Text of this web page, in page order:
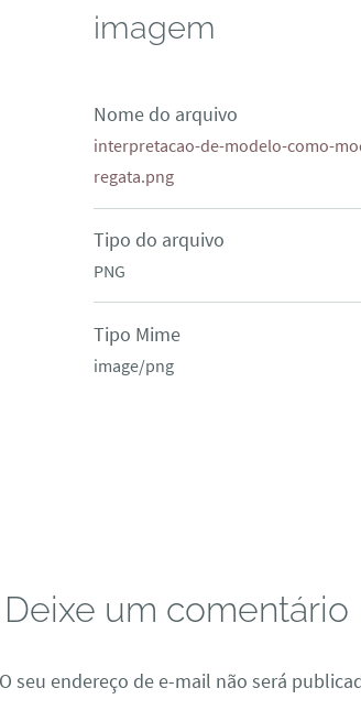
imagem
Nome do arquivo
interpretacao-de-modelo-como-
regata.png
Tipo do arquivo
PNG
Tipo Mime
image/png
Deixe um comentário
O seu endereço de e-mail não será